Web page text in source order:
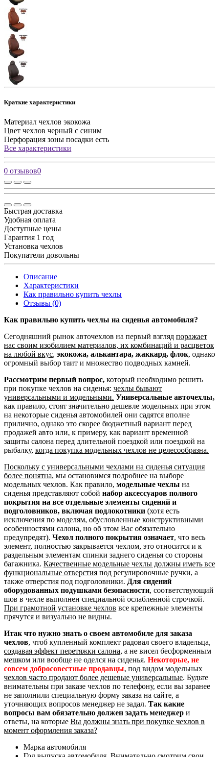
Краткие характеристики
Материал чехлов экокожа
Цвет чехлов черный с синим
Перфорация зоны посадки есть
Все характеристики
0 отзывов0
Быстрая доставка
Удобная оплата
Доступные цены
Гарантия 1 год
Установка чехлов
Покупатели довольны
Описание
Характеристики
Как правильно купить чехлы
Отзывы (0)
Как правильно купить чехлы на сиденья автомобиля?
Сегодняшний рынок авточехлов на первый взгляд поражает
нас своим изобилием материалов, их комбинаций и расцветок
на любой вкус, экокожа, алькантара, жаккард, флок, однако
огромный выбор таит и множество подводных камней.
Рассмотрим первый вопрос, который необходимо решить
при покупке чехлов на сиденья: чехлы бывают
универсальными и модельными. Универсальные авточехлы,
как правило, стоят значительно дешевле модельных при этом
на некоторые сиденья автомобилей они садятся вполне
прилично, однако это скорее бюджетный вариант перед
продажей авто или, к примеру, как вариант временной
защиты салона перед длительной поездкой или поездкой на
рыбалку, когда покупка модельных чехлов не целесообразна.
Поскольку с универсальными чехлами на сиденья ситуация
более понятна, мы остановимся подробнее на выборе
модельных чехлов. Как правило, модельные чехлы на
сиденья представляют собой набор аксессуаров полного
покрытия на все отдельные элементы сидений и
подголовников, включая подлокотники (хотя есть
исключения по моделям, обусловленные конструктивными
особенностями салона, но об этом Вас обязательно
предупредят). Чехол полного покрытия означает, что весь
элемент, полностью закрывается чехлом, это относится и к
раздельным элементам спинки заднего сиденья со стороны
багажника. Качественные модельные чехлы должны иметь все
функциональные отверстия под регулировочные ручки, а
также отверстия под подголовники. Для сидений
оборудованных подушками безопасности, соответствующий
шов в чехле выполнен специальной ослабленной строчкой.
При грамотной установке чехлов все крепежные элементы
прячутся и визуально не видны.
Итак что нужно знать о своем автомобиле для заказа
чехлов, чтоб купленный комплект радовал своего владельца,
создавая эффект перетяжки салона, а не висел бесформенным
мешком или вообще не оделся на сиденья. Некоторые, не
совсем добросовестные продавцы, под видом модельных
чехлов часто продают более дешевые универсальные. Будьте
внимательны при заказе чехлов по телефону, если вы заранее
не заполнили специальную форму заказа на сайте, а
уточняющих вопросов менеджер не задал. Так какие
вопросы вам обязательно должен задать менеджер и
ответы, на которые Вы должны знать при покупке чехлов в
момент оформления заказа?
Марка автомобиля